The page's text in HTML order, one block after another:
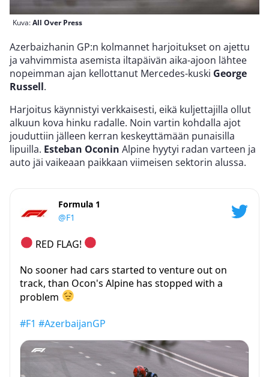
Kuva:All Over Press
Azerbaizhanin GP:n kolmannet harjoitukset on ajettu
ja vahvimmista asemista iltapäivän aika-ajoon lähtee
nopeimman ajan kellottanut Mercedes-kuski George
Russell.
Harjoitus käynnistyi verkkaisesti, eikä kuljettajilla ollut
alkuun kova hinku radalle. Noin vartin kohdalla ajot
jouduttiin jälleen kerran keskeyttämään punaisilla
lipuilla. Esteban Oconin Alpine hyytyi radan varteen ja
auto jäi vaikeaan paikkaan viimeisen sektorin alussa.
Formula 1
@F1
RED FLAG!
No sooner had cars started to venture out on
track, than Ocon's Alpine has stopped with a
problem
#F1 #AzerbaijanGP